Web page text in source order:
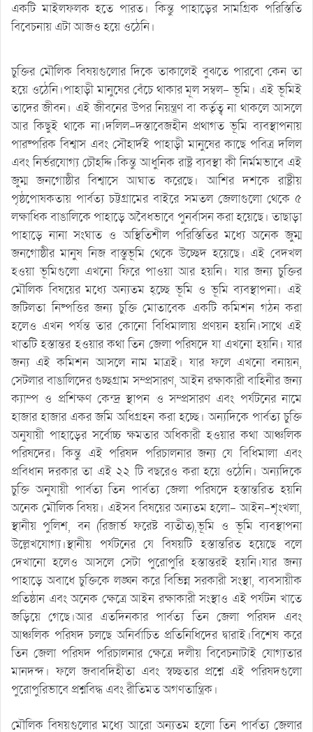
একটি মাইলফলক হতে পারত। কিন্তু পাহাড়ের সামগ্রিক পরিস্তিতি
বিবেচনায় এটা আজও হয়ে ওঠেনি।
চুক্তির মৌলিক বিষয়গুলোর দিকে তাকালেই বুঝতে পারবো কেন তা
হয়ে ওঠেনি।পাহাড়ী মানুষের বেঁচে থাকার মূল সম্বল- ভূমি। এই ভূমিই
তাদের জীবন। এই জীবনের উপর নিয়ন্ত্রণ বা কর্তৃত্ব না থাকলে আসলে
আর কিছুই থাকে না।দলিল-দস্তাবেজহীন প্রথাগত ভূমি ব্যবস্থাপনায়
পারষ্পরিক বিশ্বাস এবং সৌহার্দই পাহাড়ী মানুষের কাছে পবিত্র দলিল
এবং নির্ভরযোগ্য চৌহদ্দি।কিন্তু আধুনিক রাষ্ট্র ব্যবস্থা কী নির্মমভাবে এই
জুম্ম জনগোষ্ঠীর বিশ্বাসে আঘাত করেছে। আশির দশকে রাষ্ট্রীয়
পৃষ্ঠপোষকতায় পার্বত্য চট্টগ্রামের বাইরে সমতল জেলাগুলো থেকে ৫
লক্ষাধিক বাঙালিকে পাহাড়ে অবৈধভাবে পুনর্বাসন করা হয়েছে। তাছাড়া
পাহাড়ে নানা সংঘাত ও অস্থিতিশীল পরিস্তিতির মধ্যে অনেক জুম্ম
জনগোষ্ঠীর মানুষ নিজ বাস্তুভূমি থেকে উচ্ছেদ হয়েছে। এই বেদখল
হওয়া ভূমিগুলো এখনো ফিরে পাওয়া আর হয়নি। যার জন্য চুক্তির
মৌলিক বিষয়ের মধ্যে অন্যতম হ্েচ্ছ ভূমি ও ভূমি ব্যবস্থাপনা। এই
জটিলতা নিষ্পত্তির জন্য চুক্তি মোতাবেক একটি কমিশন গঠন করা
হলেও এখন পর্যন্ত তার কোনো বিধিমালায় প্রণয়ন হয়নি।সাথে এই
খাতটি হস্তান্তর হওয়ার কথা তিন জেলা পরিষদে যা এখনো হয়নি। যার
জন্য এই কমিশন আসলে নাম মাত্রই। যার ফলে এখনো বনায়ন,
সেটলার বাঙালিদের গুচ্ছগ্রাম সম্প্রসারণ, আইন রক্ষাকারী বাহিনীর জন্য
ক্যাম্প ও প্রশিক্ষণ কেন্দ্র স্থাপন ও সম্প্রসারণ এবং পর্যটনের নামে
হাজার হাজার একর জমি অধিগ্রহন করা হচ্ছে। অন্যদিকে পার্বত্য চুক্তি
অনুযায়ী পাহাড়ের সর্বোচ্চ ক্ষমতার অধিকারী হওয়ার কথা আঞ্চলিক
পরিষদের। কিন্তু এই পরিষদ পরিচালনার জন্য যে বিধিমালা এবং
প্রবিধান দরকার তা এই ২২ টি বছরেও করা হয়ে ওঠেনি। অন্যদিকে
চুক্তি অনুযায়ী পার্বত্য তিন পার্বত্য জেলা পরিষদে হস্তান্তরিত হয়নি
অনেক মৌলিক বিষয়। এইসব বিষয়ের অন্যতম হলো- আইন-শৃংখলা,
স্থানীয় পুলিশ, বন (রিজার্ভ ফরেষ্ট ব্যতীত),ভূমি ও ভূমি ব্যবস্থাপনা
উল্লেখযোগ্য।স্থানীয় পর্যটনের যে বিষয়টি হস্তান্তরিত হয়েছে বলে
দেখানো হলেও আসলে সেটা পুরোপুরি হস্তান্তরই হয়নি।যার জন্য
পাহাড়ে অবাধে চুক্তিকে লঙ্ঘন করে বিভিন্ন সরকারী সংস্থা, ব্যবসায়ীক
প্রতিষ্ঠান এবং অনেক ক্ষেত্রে আইন রক্ষাকারী সংস্থাও এই পর্যটন খাতে
জড়িয়ে গেছে।আর এতদিনকার পার্বত্য তিন জেলা পরিষদ এবং
আঞ্চলিক পরিষদ চলছে অনির্বাচিত প্রতিনিধিদের দ্বারাই।বিশেষ করে
তিন জেলা পরিষদ পরিচালনার ক্ষেত্রে দলীয় বিবেচনাটাই যোগ্যতার
মানদন্দ। ফলে জবাবদিহীতা এবং স্বচ্ছতার প্রশ্নে এই পরিষদগুলো
পুরোপুরিভাবে প্রশ্নবিদ্ধ এবং রীতিমত অগণতান্ত্রিক।
মৌলিক বিষয়গুলোর মধ্যে আরো অন্যতম হলো তিন পার্বত্য জেলার